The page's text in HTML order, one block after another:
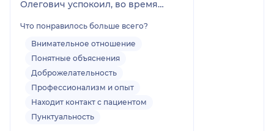
Олегович успокоил, во время
подбадривал и говорил, что я
молодец, от этого реально
становится легче) в протоколе
прописано, что медсестра
Сафронова Т.Е., ей тоже огромная
благодарность, вытирала мне
процедуры) в общем не смотря на
Что понравилось больше всего?
Внимательное отношение
Понятные объяснения
Доброжелательность
Профессионализм и опыт
Находит контакт с пациентом
Пунктуальность